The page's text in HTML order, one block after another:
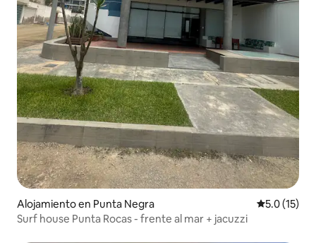
Alojamiento en Punta Negra Calificación
5.0 (15)
Surf house Punta Rocas - frente al mar + jacuzzi